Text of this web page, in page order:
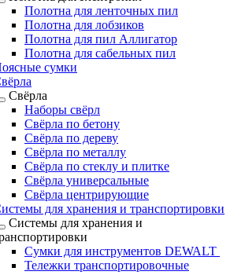
Полотна для ленточных пил
Полотна для лобзиков
Полотна для пил Аллигатор
Полотна для сабельных пил
сумки
Свёрла
Наборы свёрл
Свёрла по бетону
Свёрла по дереву
Свёрла по металлу
Свёрла по стеклу и плитке
Свёрла универсальные
Свёрла центрирующие
для хранения и транспортировки
Системы для хранения и
Сумки для инструментов DEWALT
Тележки транспортировочные